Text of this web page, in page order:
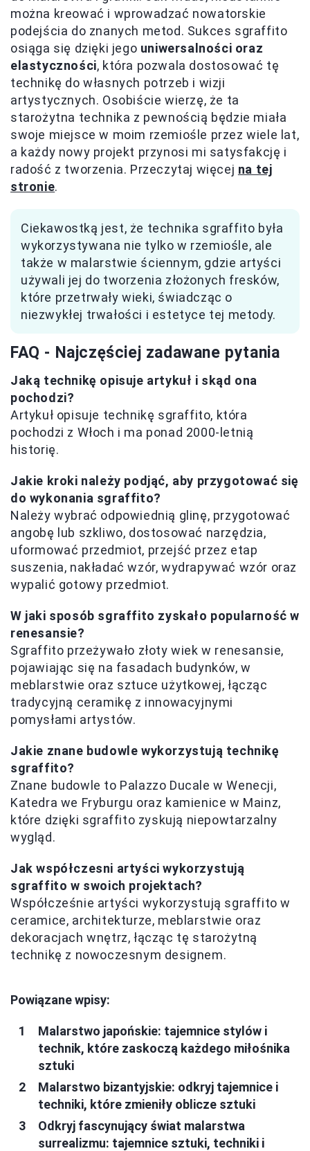
można kreować i wprowadzać nowatorskie
podejścia do znanych metod. Sukces sgraffito
osiąga się dzięki jego uniwersalności oraz
elastyczności, która pozwala dostosować tę
technikę do własnych potrzeb i wizji
artystycznych. Osobiście wierzę, że ta
starożytna technika z pewnością będzie miała
swoje miejsce w moim rzemiośle przez wiele lat,
a każdy nowy projekt przynosi mi satysfakcję i
radość z tworzenia. Przeczytaj więcej na tej
stronie.
Ciekawostką jest, że technika sgraffito była
wykorzystywana nie tylko w rzemiośle, ale
także w malarstwie ściennym, gdzie artyści
używali jej do tworzenia złożonych fresków,
które przetrwały wieki, świadcząc o
niezwykłej trwałości i estetyce tej metody.
FAQ - Najczęściej zadawane pytania
Jaką technikę opisuje artykuł i skąd ona
pochodzi?
Artykuł opisuje technikę sgraffito, która
pochodzi z Włoch i ma ponad 2000-letnią
historię.
Jakie kroki należy podjąć, aby przygotować się
do wykonania sgraffito?
Należy wybrać odpowiednią glinę, przygotować
angobę lub szkliwo, dostosować narzędzia,
uformować przedmiot, przejść przez etap
suszenia, nakładać wzór, wydrapywać wzór oraz
wypalić gotowy przedmiot.
W jaki sposób sgraffito zyskało popularność w
renesansie?
Sgraffito przeżywało złoty wiek w renesansie,
pojawiając się na fasadach budynków, w
meblarstwie oraz sztuce użytkowej, łącząc
tradycyjną ceramikę z innowacyjnymi
pomysłami artystów.
Jakie znane budowle wykorzystują technikę
sgraffito?
Znane budowle to Palazzo Ducale w Wenecji,
Katedra we Fryburgu oraz kamienice w Mainz,
które dzięki sgraffito zyskują niepowtarzalny
wygląd.
Jak współczesni artyści wykorzystują
sgraffito w swoich projektach?
Współcześnie artyści wykorzystują sgraffito w
ceramice, architekturze, meblarstwie oraz
dekoracjach wnętrz, łącząc tę starożytną
technikę z nowoczesnym designem.
Powiązane wpisy:
Malarstwo japońskie: tajemnice stylów i
technik, które zaskoczą każdego miłośnika
sztuki
Malarstwo bizantyjskie: odkryj tajemnice i
techniki, które zmieniły oblicze sztuki
Odkryj fascynujący świat malarstwa
surrealizmu: tajemnice sztuki, techniki i